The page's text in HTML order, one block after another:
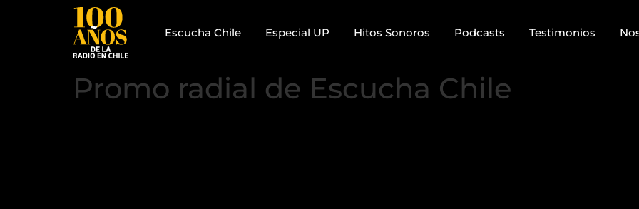
Escucha Chile Especial UP Hitos Sonoros Podcasts Testimonios
Promo radial de Escucha Chile